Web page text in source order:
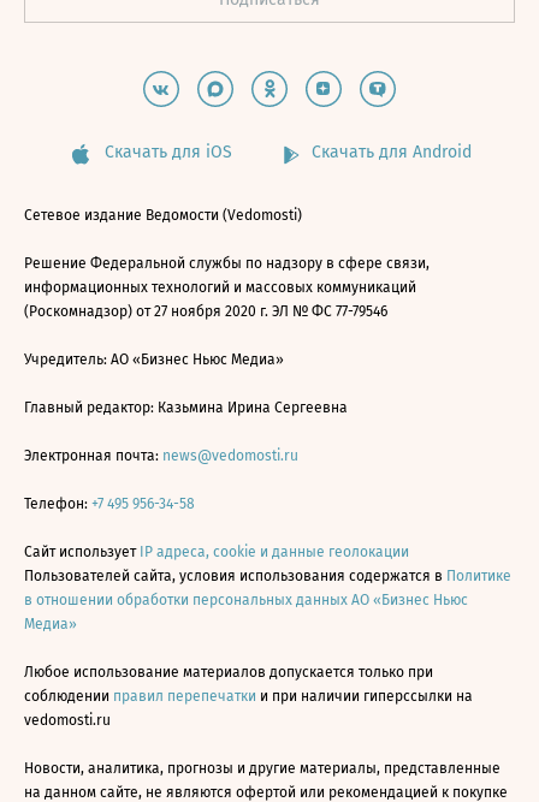
Скачать для iOS Скачать для Android
Сетевое издание Ведомости (Vedomosti)
Решение Федеральной службы по надзору в сфере связи,
информационных технологий и массовых коммуникаций
(Роскомнадзор) от 27 ноября 2020 г. ЭЛ № ФС 77-79546
Учредитель: АО «Бизнес Ньюс Медиа»
Главный редактор: Казьмина Ирина Сергеевна
Электронная почта: news@vedomosti.ru
Телефон: +7 495 956-34-58
Сайт использует IP адреса, cookie и данные геолокации
Пользователей сайта, условия использования содержатся в Политике
в отношении обработки персональных данных АО «Бизнес Ньюс
Медиа»
Любое использование материалов допускается только при
соблюдении правил перепечатки и при наличии гиперссылки на
vedomosti.ru
Новости, аналитика, прогнозы и другие материалы, представленные
на данном сайте, не являются офертой или рекомендацией к покупке